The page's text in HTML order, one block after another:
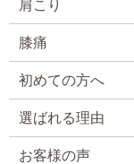
肩こり
膝痛
初めての方へ
選ばれる理由
お客様の声